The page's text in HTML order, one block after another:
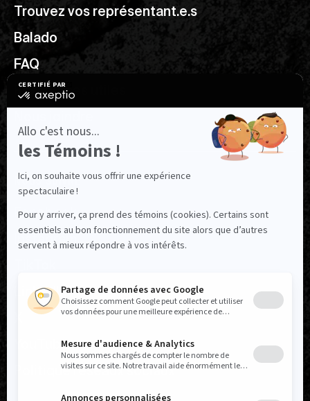
Trouvez vos représentant.e.s
Balado
FAQ
Ressources utiles
NOUS SUIVRE
Facebook
Instagram
LinkedIn
YouTube
Politique réseaux sociaux